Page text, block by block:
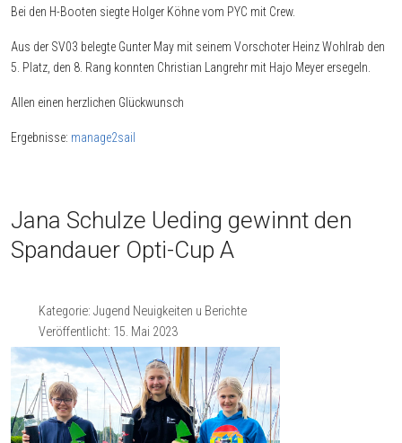
Bei den H-Booten siegte Holger Köhne vom PYC mit Crew.
Aus der SV03 belegte Gunter May mit seinem Vorschoter Heinz Wohlrab den
5. Platz, den 8. Rang konnten Christian Langrehr mit Hajo Meyer ersegeln.
Allen einen herzlichen Glückwunsch
Ergebnisse: manage2sail
Jana Schulze Ueding gewinnt den
Spandauer Opti-Cup A
Kategorie: Jugend Neuigkeiten u Berichte
Veröffentlicht: 15. Mai 2023